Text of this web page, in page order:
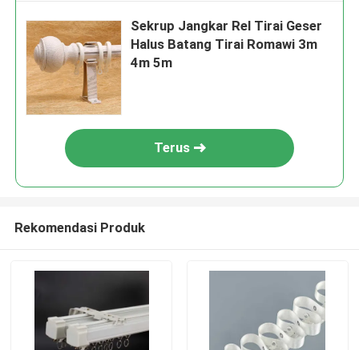
Sekrup Jangkar Rel Tirai Geser
Halus Batang Tirai Romawi 3m
4m 5m
Terus
Rekomendasi Produk